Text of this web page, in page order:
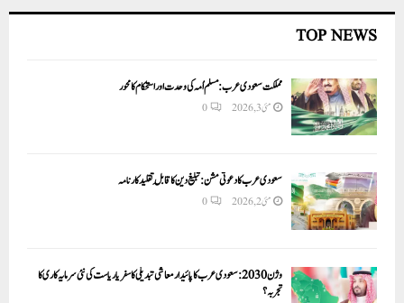
TOP NEWS
مملکت سعودی عرب: مسلم اُمہ کی وحدت اور استحکام کا محور
مئی 3, 2026 0
سعودی عرب کا دعوتی مشن: تبلیغ دین کا قابلِ تقلید کارنامہ
مئی 2, 2026 0
وژن 2030:سعودی عرب کا پائیدار معاشی تبدیلی کا سفر یا ریاست کی نئی سرمایہ کاری کا
تجربہ؟